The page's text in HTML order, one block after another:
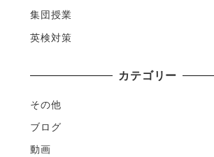
集団授業
英検対策
カテゴリー
その他
ブログ
動画